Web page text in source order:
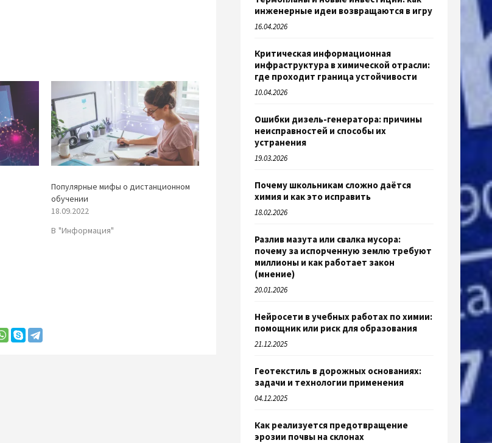
Популярные мифы о дистанционном
обучении
18.09.2022
В "Информация"
инженерные идеи возвращаются в игру
16.04.2026
Критическая информационная
инфраструктура в химической отрасли:
где проходит граница устойчивости
10.04.2026
Ошибки дизель-генератора: причины
неисправностей и способы их
устранения
19.03.2026
Почему школьникам сложно даётся
химия и как это исправить
18.02.2026
Разлив мазута или свалка мусора:
почему за испорченную землю требуют
миллионы и как работает закон
(мнение)
20.01.2026
Нейросети в учебных работах по химии:
помощник или риск для образования
21.12.2025
Геотекстиль в дорожных основаниях:
задачи и технологии применения
04.12.2025
Как реализуется предотвращение
эрозии почвы на склонах